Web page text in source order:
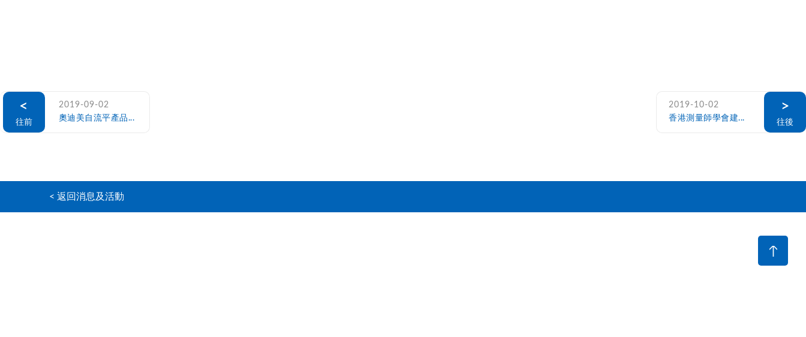
<
往前
2019-09-02
奧迪美自流平產品...
2019-10-02
香港測量師學會建...
>
往後
< 返回消息及活動